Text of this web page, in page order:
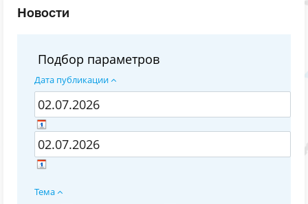
Новости
Подбор параметров
Дата публикации
Тема